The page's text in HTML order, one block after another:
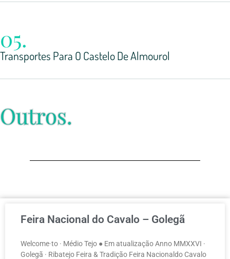
05.
Transportes Para O Castelo De Almourol
Outros.
Feira Nacional do Cavalo – Golegã
Welcome·to · Médio Tejo ● Em atualização Anno MMXXVI ·
Golegã · Ribatejo Feira & Tradição Feira Nacionaldo Cavalo